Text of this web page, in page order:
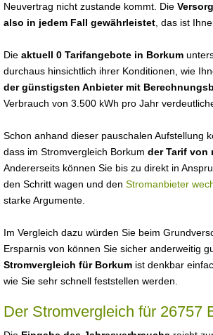
Neuvertrag nicht zustande kommt. Die
also in jedem Fall gewährleistet , das ist
Die aktuell 0 Tarifangebote in Borkum
durchaus hinsichtlich ihrer Konditionen, wie
der günstigsten Anbieter mit
Verbrauch von 3.500 kWh pro Jahr
Schon anhand dieser pauschalen Aufstellung
dass im Stromvergleich Borkum der Tarif von
Andererseits können Sie bis zu direkt in
den Schritt wagen und den Stromanbieter
starke Argumente.
Im Vergleich dazu würden Sie beim
Ersparnis von können Sie sicher anderweitig
Stromvergleich für Borkum ist denkbar
wie Sie sehr schnell feststellen werden.
Der Stromvergleich für 26757